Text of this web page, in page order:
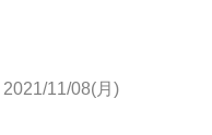
2021/11/08(月)